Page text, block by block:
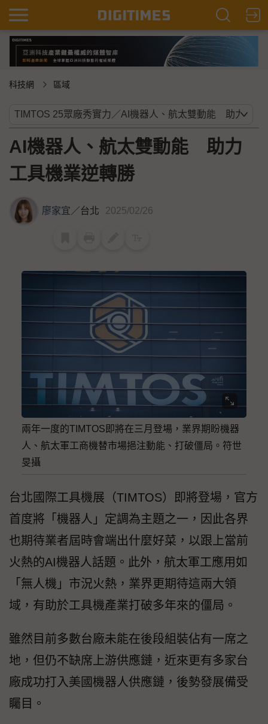
科技網 區域
AI機器人、航太雙動能 助力
工具機業逆轉勝
廖家宜／台北 2025/02/26
兩年一度的TIMTOS即將在三月登場，業界期盼機器
人、航太軍工商機替市場挹注動能、打破僵局。符世
旻攝
台北國際工具機展（TIMTOS）即將登場，官方
首度將「機器人」定調為主題之一，因此各界
也期待業者屆時會端出什麼好菜，以跟上當前
火熱的AI機器人話題。此外，航太軍工應用如
「無人機」市況火熱，業界更期待這兩大領
域，有助於工具機產業打破多年來的僵局。
雖然目前多數台廠未能在後段組裝佔有一席之
地，但仍不缺席上游供應鏈，近來更有多家台
廠成功打入美國機器人供應鏈，後勢發展備受
矚目。